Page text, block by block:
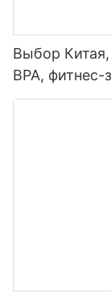
Выбор
BPA, фитнес-
пластиковая